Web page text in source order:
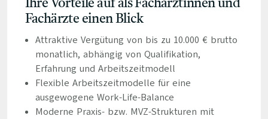
Ihre Vorteile auf als Fachärztinnen und
Fachärzte einen Blick
Attraktive Vergütung von bis zu 10.000 € brutto
monatlich, abhängig von Qualifikation,
Erfahrung und Arbeitszeitmodell
Flexible Arbeitszeitmodelle für eine
ausgewogene Work-Life-Balance
Moderne Praxis- bzw. MVZ-Strukturen mit